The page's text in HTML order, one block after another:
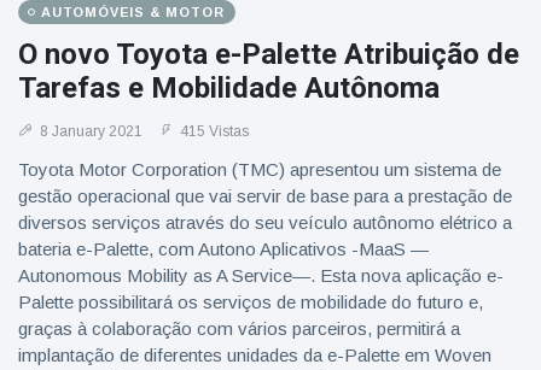
AUTOMÓVEIS & MOTOR
O novo Toyota e-Palette Atribuição de
Tarefas e Mobilidade Autônoma
8 January 2021 415 Vistas
Toyota Motor Corporation (TMC) apresentou um sistema de
gestão operacional que vai servir de base para a prestação de
diversos serviços através do seu veículo autônomo elétrico a
bateria e-Palette, com Autono Aplicativos -MaaS —
Autonomous Mobility as A Service—. Esta nova aplicação e-
Palette possibilitará os serviços de mobilidade do futuro e,
graças à colaboração com vários parceiros, permitirá a
implantação de diferentes unidades da e-Palette em Woven